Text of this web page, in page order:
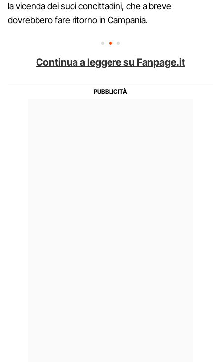
la vicenda dei suoi concittadini, che a breve
dovrebbero fare ritorno in Campania.
Continua a leggere su Fanpage.it